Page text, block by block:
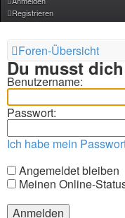
Registrieren
Foren-Übersicht
Du musst
Benutzername:
Passwort:
Ich habe mein
Angemeldet bleiben
Meinen Online-